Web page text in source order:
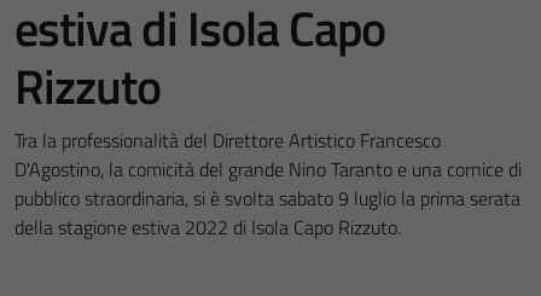
estiva di Isola Capo
Rizzuto
Tra la professionalità del Direttore Artistico Francesco
D'Agostino, la comicità del grande Nino Taranto e una cornice di
pubblico straordinaria, si è svolta sabato 9 luglio la prima serata
della stagione estiva 2022 di Isola Capo Rizzuto.